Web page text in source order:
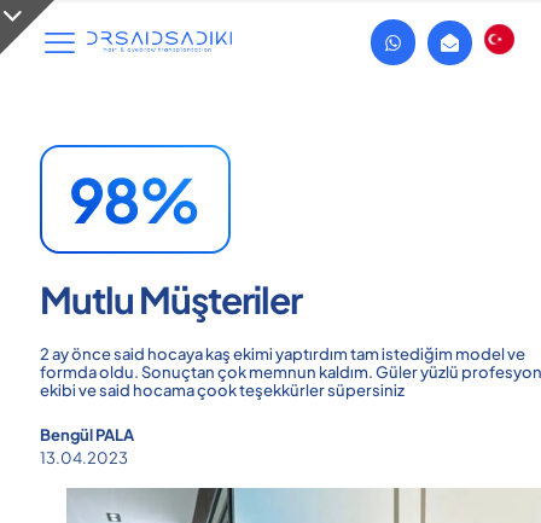
Mutlu Müşteriler
2 ay önce said hocaya kaş ekimi yaptırdım tam istediğim model ve
formda oldu. Sonuçtan çok memnun kaldım. Güler yüzlü
ekibi ve said hocama çook teşekkürler süpersiniz
Bengül PALA
13.04.2023